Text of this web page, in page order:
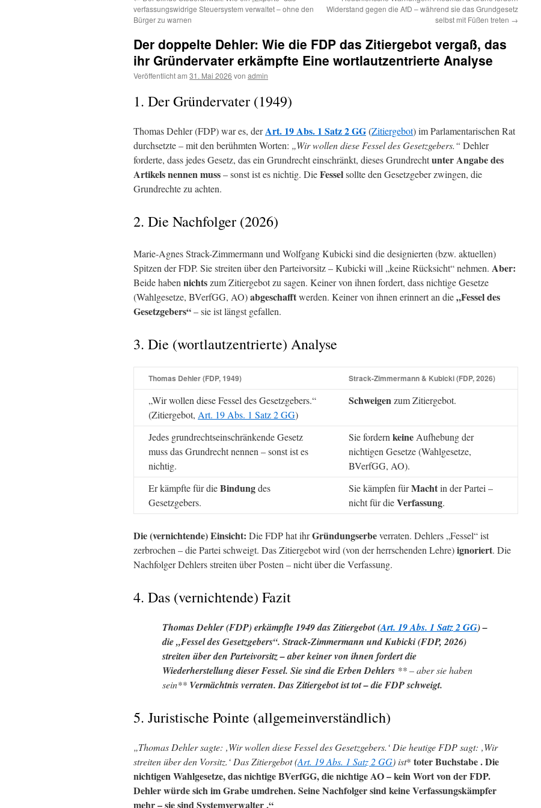
verfassungswidrige Steuersystem verwaltet – ohne den
Bürger zu warnen
Widerstand gegen die AfD – während sie das Grundgesetz
selbst mit Füßen treten →
Der doppelte Dehler: Wie die FDP das Zitiergebot vergaß, das
ihr Gründervater erkämpfte Eine wortlautzentrierte Analyse
Veröffentlicht am 31. Mai 2026 von admin
1. Der Gründervater (1949)
Thomas Dehler (FDP) war es, derArt. 19 Abs. 1 Satz 2 GG(Zitiergebot) im Parlamentarischen Rat
durchsetzte – mit den berühmten Worten: „Wir wollen diese Fessel des Gesetzgebers.“ Dehler
forderte, dass jedes Gesetz, das ein Grundrecht einschränkt, dieses Grundrechtunter Angabe des
Artikels nennen muss– sonst ist es nichtig. DieFesselsollte den Gesetzgeber zwingen, die
Grundrechte zu achten.
2. Die Nachfolger (2026)
Marie-Agnes Strack-Zimmermann und Wolfgang Kubicki sind die designierten (bzw. aktuellen)
Spitzen der FDP. Sie streiten über den Parteivorsitz – Kubicki will „keine Rücksicht“ nehmen. Aber:
Beide haben nichtszum Zitiergebot zu sagen. Keiner von ihnen fordert, dass nichtige Gesetze
(Wahlgesetze, BVerfGG, AO)abgeschafftwerden. Keiner von ihnen erinnert an die„Fessel des
Gesetzgebers“– sie ist längst gefallen.
3. Die (wortlautzentrierte) Analyse
Thomas Dehler (FDP, 1949) Strack-Zimmermann & Kubicki (FDP, 2026)
„Wir wollen diese Fessel des Gesetzgebers.“
(Zitiergebot, Art. 19 Abs. 1 Satz 2 GG)
Schweigenzum Zitiergebot.
Jedes grundrechtseinschränkende Gesetz
muss das Grundrecht nennen – sonst ist es
nichtig.
Sie fordern keine Aufhebung der
nichtigen Gesetze (Wahlgesetze,
BVerfGG, AO).
Er kämpfte für dieBindungdes
Gesetzgebers.
Sie kämpfen fürMachtin der Partei –
nicht für dieVerfassung.
Die (vernichtende) Einsicht: Die FDP hat ihrGründungserbeverraten. Dehlers „Fessel“ ist
zerbrochen – die Partei schweigt. Das Zitiergebot wird (von der herrschenden Lehre)ignoriert. Die
Nachfolger Dehlers streiten über Posten – nicht über die Verfassung.
4. Das (vernichtende) Fazit
Thomas Dehler (FDP) erkämpfte 1949 das Zitiergebot (Art. 19 Abs. 1 Satz 2 GG) –
die „Fessel des Gesetzgebers“. Strack-Zimmermann und Kubicki (FDP, 2026)
streiten über den Parteivorsitz – aber keiner von ihnen fordert die
Wiederherstellungdieser Fessel. Sie sind dieErben Dehlers ** – aber sie haben
sein** Vermächtnisverraten. Das Zitiergebot ist tot – die FDP schweigt.
5. Juristische Pointe (allgemeinverständlich)
„Thomas Dehler sagte: ‚Wir wollen diese Fessel des Gesetzgebers.‘ Die heutige FDP sagt: ‚Wir
streiten über den Vorsitz.‘ Das Zitiergebot (Art. 19 Abs. 1 Satz 2 GG) ist* toter Buchstabe. Die
nichtigen Wahlgesetze, das nichtige BVerfGG, die nichtige AO – kein Wort von der FDP.
Dehler würde sich im Grabe umdrehen. SeineNachfolgersind keineVerfassungskämpfer
mehr – sie sind Systemverwalter.“